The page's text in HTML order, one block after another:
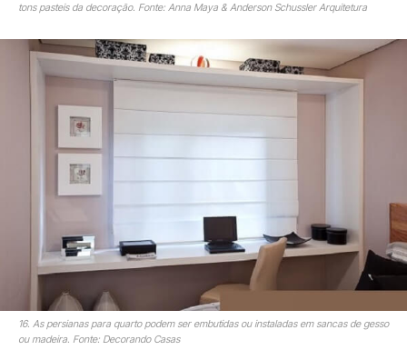
tons pasteis da decoração. Fonte: Anna Maya & Anderson Schussler Arquitetura
16. As persianas para quarto podem ser embutidas ou instaladas em sancas de gesso
ou madeira. Fonte: Decorando Casas